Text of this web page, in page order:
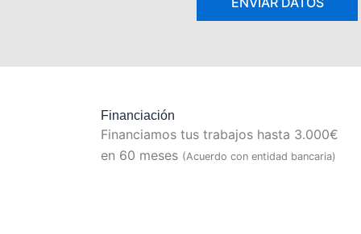
Financiación
Financiamos tus trabajos hasta 3.000€
en 60 meses (Acuerdo con entidad bancaria)